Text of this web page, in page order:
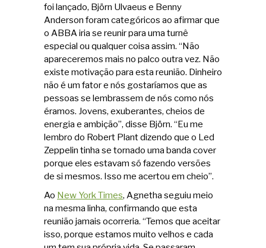
foi lançado, Björn Ulvaeus e Benny
Anderson foram categóricos ao afirmar que
o ABBA iria se reunir para uma turnê
especial ou qualquer coisa assim. “Não
apareceremos mais no palco outra vez. Não
existe motivação para esta reunião. Dinheiro
não é um fator e nós gostaríamos que as
pessoas se lembrassem de nós como nós
éramos. Jovens, exuberantes, cheios de
energia e ambição”, disse Björn. “Eu me
lembro do Robert Plant dizendo que o Led
Zeppelin tinha se tornado uma banda cover
porque eles estavam só fazendo versões
de si mesmos. Isso me acertou em cheio”.
Ao New York Times, Agnetha seguiu meio
na mesma linha, confirmando que esta
reunião jamais ocorreria. “Temos que aceitar
isso, porque estamos muito velhos e cada